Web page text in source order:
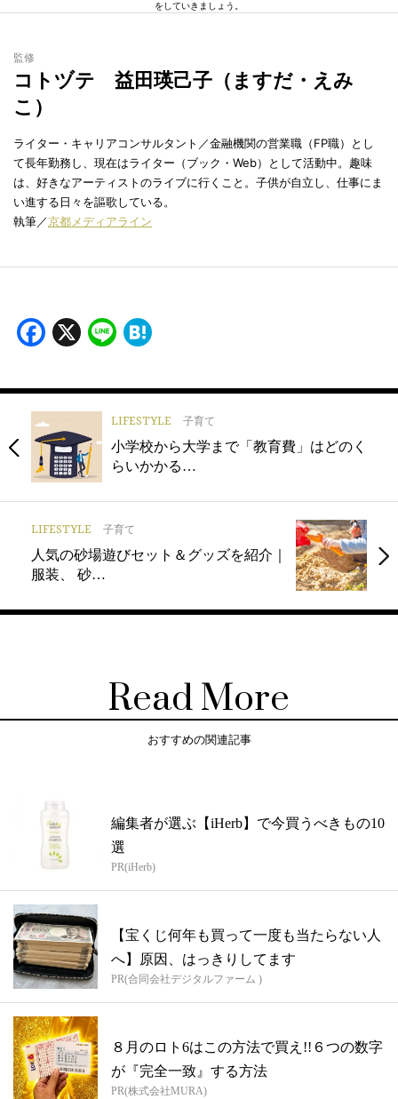
をしていきましょう。
監修
コトヅテ 益田瑛己子（ますだ・えみ
こ）
ライター・キャリアコンサルタント／金融機関の営業職（FP職）とし
て長年勤務し、現在はライター（ブック・Web）として活動中。趣味
は、好きなアーティストのライブに行くこと。子供が自立し、仕事にま
い進する日々を謳歌している。
執筆／京都メディアライン
Facebook
X Line
LIFESTYLE 子育て
小学校から大学まで「教育費」はどのく
らいかかる…
LIFESTYLE 子育て
人気の砂場遊びセット＆グッズを紹介｜
服装、 砂…
Read More
おすすめの関連記事
編集者が選ぶ【iHerb】で今買うべきもの10
選
PR(iHerb)
【宝くじ何年も買って一度も当たらない人
へ】原因、はっきりしてます
PR(合同会社デジタルファーム )
８月のロト6はこの方法で買え!!６つの数字
が『完全一致』する方法
PR(株式会社MURA)